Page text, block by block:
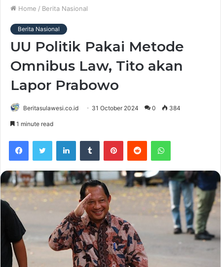
Home / Berita Nasional
Berita Nasional
UU Politik Pakai Metode
Omnibus Law, Tito akan
Lapor Prabowo
Beritasulawesi.co.id 31 October 2024 0 384
1 minute read